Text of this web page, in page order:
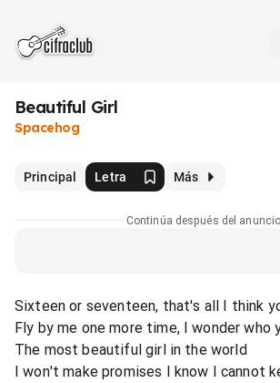
Beautiful Girl
Spacehog
Principal Letra Más
Continúa después del anuncio
Sixteen or seventeen, that's all I think
Fly by me one more time, I wonder who
The most beautiful girl in the world
I won't make promises I know I cannot